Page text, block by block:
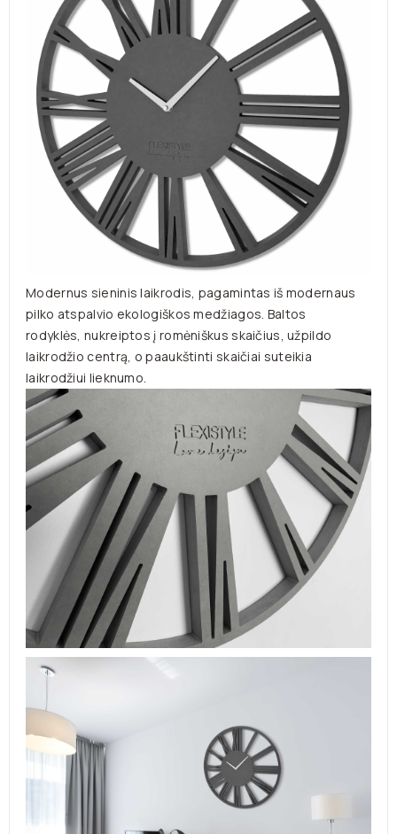
Modernus sieninis laikrodis, pagamintas iš modernaus
pilko atspalvio ekologiškos medžiagos. Baltos
rodyklės, nukreiptos į romėniškus skaičius, užpildo
laikrodžio centrą, o paaukštinti skaičiai suteikia
laikrodžiui lieknumo.